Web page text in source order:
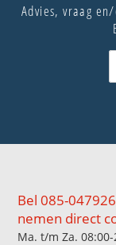
Advies, vraag
Bel 085-
nemen direct
Ma. t/m Za.